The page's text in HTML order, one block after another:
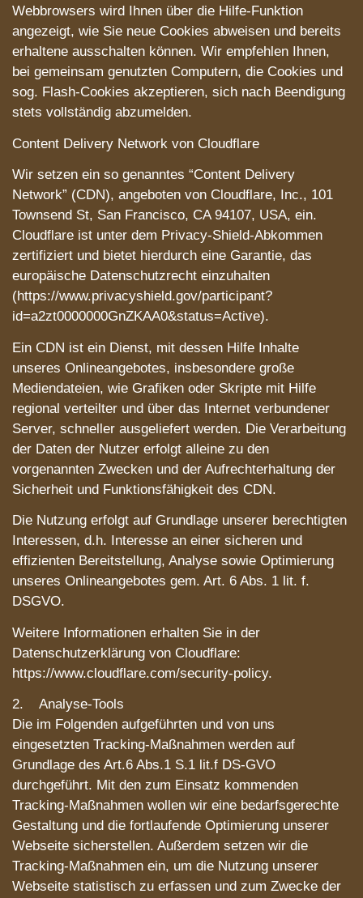
Webbrowsers wird Ihnen über die Hilfe-Funktion
angezeigt, wie Sie neue Cookies abweisen und bereits
erhaltene ausschalten können. Wir empfehlen Ihnen,
bei gemeinsam genutzten Computern, die Cookies und
sog. Flash-Cookies akzeptieren, sich nach Beendigung
stets vollständig abzumelden.
Content Delivery Network von Cloudflare
Wir setzen ein so genanntes “Content Delivery
Network” (CDN), angeboten von Cloudflare, Inc., 101
Townsend St, San Francisco, CA 94107, USA, ein.
Cloudflare ist unter dem Privacy-Shield-Abkommen
zertifiziert und bietet hierdurch eine Garantie, das
europäische Datenschutzrecht einzuhalten
(https://www.privacyshield.gov/participant?
id=a2zt0000000GnZKAA0&status=Active).
Ein CDN ist ein Dienst, mit dessen Hilfe Inhalte
unseres Onlineangebotes, insbesondere große
Mediendateien, wie Grafiken oder Skripte mit Hilfe
regional verteilter und über das Internet verbundener
Server, schneller ausgeliefert werden. Die Verarbeitung
der Daten der Nutzer erfolgt alleine zu den
vorgenannten Zwecken und der Aufrechterhaltung der
Sicherheit und Funktionsfähigkeit des CDN.
Die Nutzung erfolgt auf Grundlage unserer berechtigten
Interessen, d.h. Interesse an einer sicheren und
effizienten Bereitstellung, Analyse sowie Optimierung
unseres Onlineangebotes gem. Art. 6 Abs. 1 lit. f.
DSGVO.
Weitere Informationen erhalten Sie in der
Datenschutzerklärung von Cloudflare:
https://www.cloudflare.com/security-policy.
2. Analyse-Tools
Die im Folgenden aufgeführten und von uns
eingesetzten Tracking-Maßnahmen werden auf
Grundlage des Art.6 Abs.1 S.1 lit.f DS-GVO
durchgeführt. Mit den zum Einsatz kommenden
Tracking-Maßnahmen wollen wir eine bedarfsgerechte
Gestaltung und die fortlaufende Optimierung unserer
Webseite sicherstellen. Außerdem setzen wir die
Tracking-Maßnahmen ein, um die Nutzung unserer
Webseite statistisch zu erfassen und zum Zwecke der